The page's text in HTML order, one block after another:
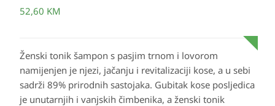
52,60 KM
Ženski tonik šampon s pasjim trnom i lovorom
namijenjen je njezi, jačanju i revitalizaciji kose, a u sebi
sadrži 89% prirodnih sastojaka. Gubitak kose posljedica
je unutarnjih i vanjskih čimbenika, a ženski tonik